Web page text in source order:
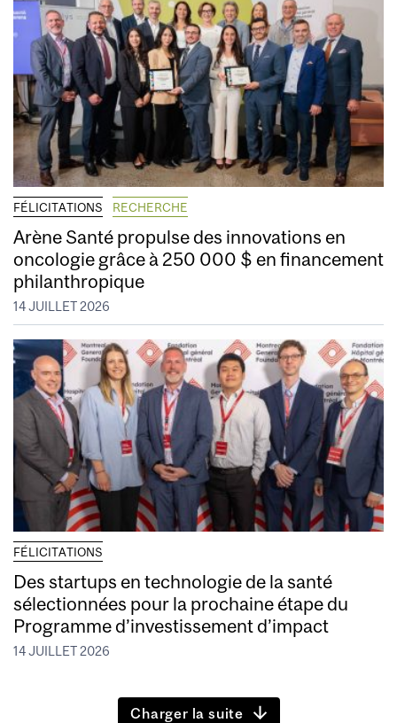
FÉLICITATIONS RECHERCHE
Arène Santé propulse des innovations en
oncologie grâce à 250 000 $ en financement
philanthropique
14 JUILLET 2026
FÉLICITATIONS
Des startups en technologie de la santé
sélectionnées pour la prochaine étape du
Programme d’investissement d’impact
14 JUILLET 2026
Charger la suite